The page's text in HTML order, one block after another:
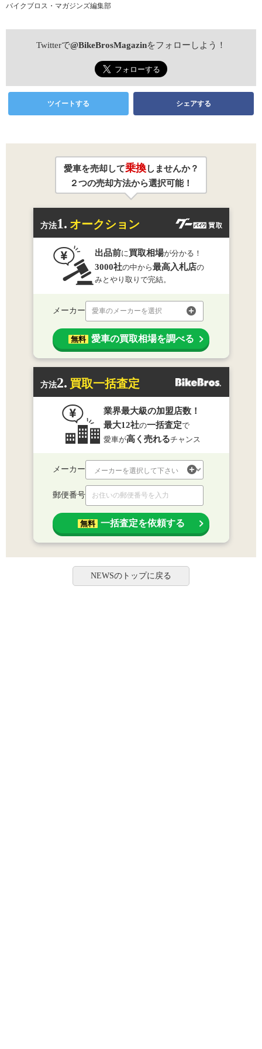
バイクブロス・マガジンズ編集部
Twitterで@BikeBrosMagazinをフォローしよう！
ツイートする シェアする
愛車を売却して乗換しませんか？
２つの売却方法から選択可能！
方法1. オークション
出品前に 買取相場が分かる！
3000社の中から最高入札店の
みとやり取りで完結。
メーカー 愛車のメーカーを選択
無料 愛車の買取相場を調べる
方法2. 買取一括査定
業界最大級の加盟店数！
最大12社の一括査定で
愛車が高く売れるチャンス
メーカー
郵便番号
無料 一括査定を依頼する
NEWSのトップに戻る